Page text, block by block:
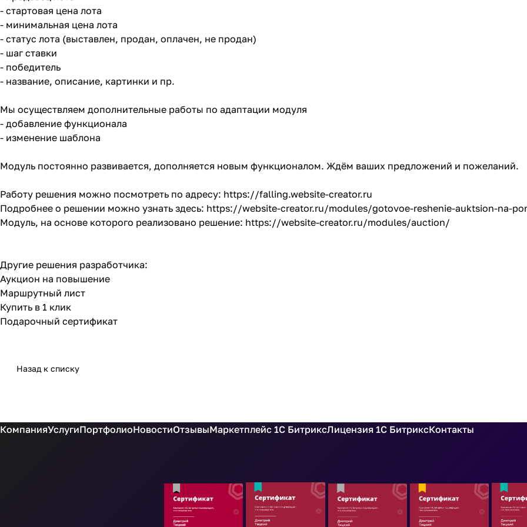
- стартовая цена лота
- минимальная цена лота
- статус лота (выставлен, продан, оплачен, не продан)
- шаг ставки
- победитель
- название, описание, картинки и пр.
Мы осуществляем дополнительные работы по адаптации модуля
- добавление функционала
- изменение шаблона
Модуль постоянно развивается, дополняется новым функционалом. Ждём ваших предложений и пожеланий.
Работу решения можно посмотреть по адресу: https://falling.website-creator.ru
Подробнее о решении можно узнать здесь: https://website-creator.ru/modules/gotovoe-reshenie-auktsion-na-
Модуль, на основе которого реализовано решение: https://website-creator.ru/modules/auction/
Другие решения разработчика:
Аукцион на повышение
Маршрутный лист
Купить в 1 клик
Подарочный сертификат
Назад к списку
КомпанияУслугиПортфолиоНовостиОтзывыМаркетплейс 1С БитриксЛицензия 1С БитриксКонтакты